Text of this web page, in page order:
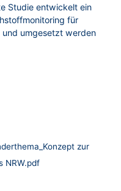
Studie entwickelt ein
für
und umgesetzt werden
zur
NRW.pdf